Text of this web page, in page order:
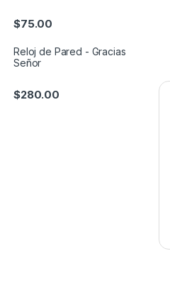
$75.00
Reloj de Pared - Gracias
Señor
$280.00